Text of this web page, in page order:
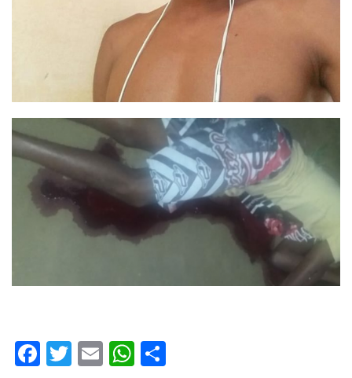
Facebook
Twitter
EmailWhatsApp